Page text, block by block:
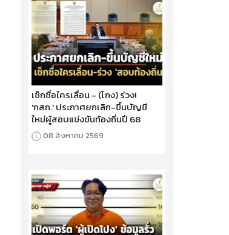
เช็กชื่อใครเลื่อน - (โกง) ร่วง!
'กสถ.' ประกาศยกเลิก-ขึ้นบัญชี
ใหม่ผู้สอบแข่งขันท้องถิ่นปี 68
08 สิงหาคม 2569